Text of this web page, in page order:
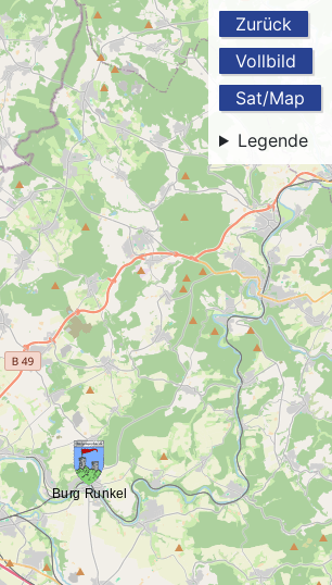
Zurück
Vollbild
Sat/Map
Legende